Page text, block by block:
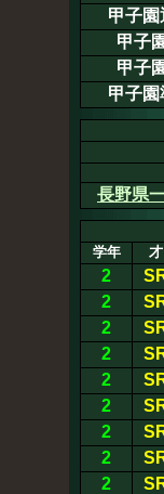
甲子園
甲子
甲子
甲子
長野県
学年
才
2
2
2
2
2
2
2
2
2